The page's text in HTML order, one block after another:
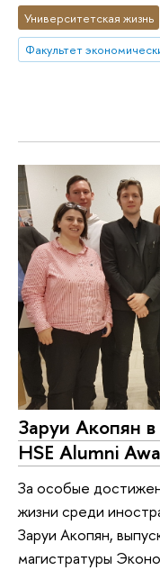
Университетская жизнь
Факультет
Заруи Акопян
HSE Alumni
За особые
жизни среди
Заруи Акопян,
магистратуры